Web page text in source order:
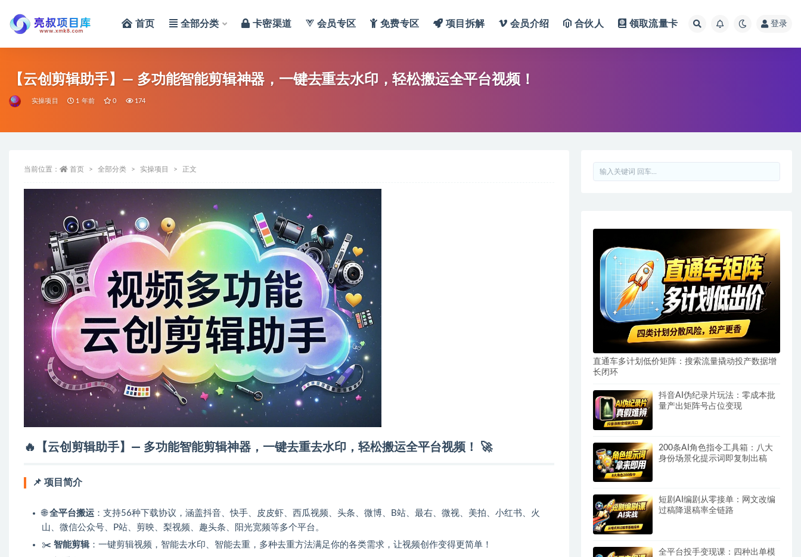
首页 全部分类 卡密渠道 会员专区 免费专区 项目拆解 会员介绍 合伙人 领取流量卡 登录
【云创剪辑助手】— 多功能智能剪辑神器，一键去重去水印，轻松搬运全平台视频！
实操项目 1 年前 0 174
当前位置： 首页 全部分类 实操项目 正文
🔥【云创剪辑助手】— 多功能智能剪辑神器，一键去重去水印，轻松搬运全平台视频！ 🚀
📌 项目简介
🌐全平台搬运 ：支持56种下载协议，涵盖抖音、快手、皮皮虾、西瓜视频、头条、微博、B站、最右、微视、美拍、小红书、火
山、微信公众号、P站、剪映、梨视频、趣头条、阳光宽频等多个平台。
✂️ 智能剪辑：一键剪辑视频，智能去水印、智能去重，多种去重方法满足你的各类需求，让视频创作变得更简单！
直通车多计划低价矩阵：搜索流量撬动投产数据增
长闭环
抖音AI伪纪录片玩法：零成本批
量产出矩阵号占位变现
200条AI角色指令工具箱：八大
身份场景化提示词即复制出稿
短剧AI编剧从零接单：网文改编
过稿降退稿率全链路
全平台投手变现课：四种出单模